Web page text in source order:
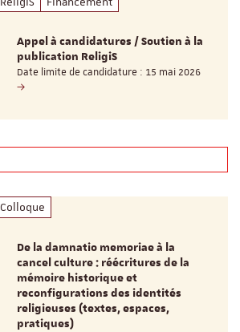
Appel à candidatures / Soutien à la
publication ReligiS
Date limite de candidature : 15 mai 2026
Colloque
De la damnatio memoriae à la
cancel culture : réécritures de la
mémoire historique et
reconfigurations des identités
religieuses (textes, espaces,
pratiques)